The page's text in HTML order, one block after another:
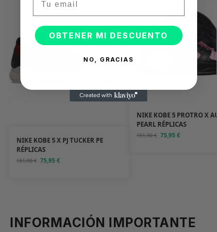
NIKE KOBE 5 X PJ TUCKER PE
RÉPLICAS
151,90€ 75,95€
NIKE KOBE 5 PROTRO X
PEARL RÉPLICAS
151,90€ 75,95€
INFORMACIÓN IMPORTANTE
OBTENER MI DESCUENTO
NO, GRACIAS